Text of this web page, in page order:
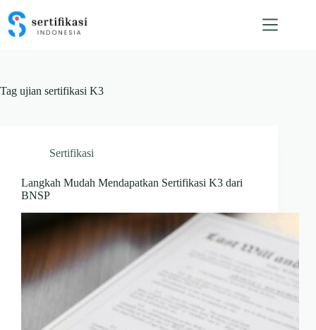
content
Tag ujian sertifikasi K3
Sertifikasi
Langkah Mudah Mendapatkan Sertifikasi K3 dari
BNSP